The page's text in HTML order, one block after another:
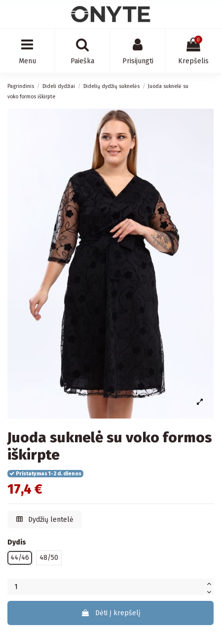
Menu Paieška Prisijungti
0
Krepšelis
Pagrindinis Dideli dydžiai Didelių dydžių suknelės
Juoda suknelė su
voko formos iškirpte
Juoda suknelė su voko formos
iškirpte
Pristatymas 1-2 d. dienos
17,4 €
Dydžių lentelė
Dydis
44/46
48/50
Dėti Į krepšelį